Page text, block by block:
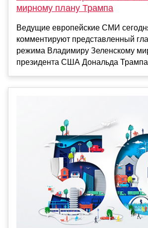
мирному плану Трампа
Ведущие европейские СМИ
комментируют представленный
режима Владимиру Зеленскому
президента США Дональда Трампа